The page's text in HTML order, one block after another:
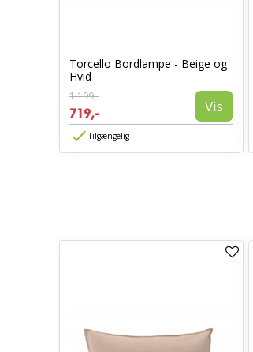
Torcello Bordlampe - Beige og
Hvid
1.199,-
719,- Vis
Tilgængelig